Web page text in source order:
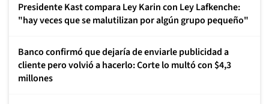
Presidente Kast compara Ley Karin con Ley Lafkenche:
"hay veces que se malutilizan por algún grupo pequeño"
Banco confirmó que dejaría de enviarle publicidad a
cliente pero volvió a hacerlo: Corte lo multó con $4,3
millones